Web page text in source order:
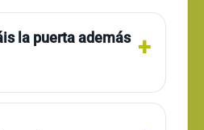
la puerta además